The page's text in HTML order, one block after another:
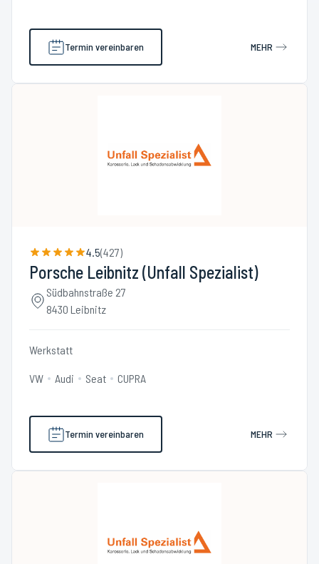
Termin vereinbaren MEHR
4.5(427)
Porsche Leibnitz (Unfall Spezialist)
Südbahnstraße 27
8430 Leibnitz
Werkstatt
VW Audi Seat CUPRA
Termin vereinbaren MEHR